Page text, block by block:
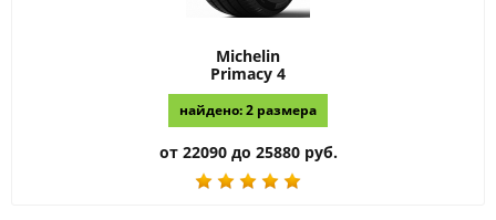
Michelin
Primacy 4
найдено: 2 размера
от 22090 до 25880 руб.